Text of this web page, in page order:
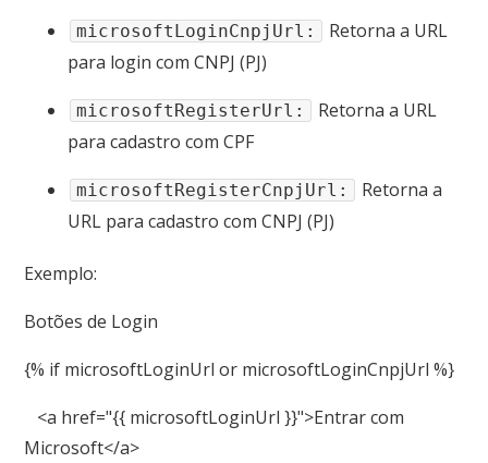
microsoftLoginCnpjUrl:
Retorna a URL
para login com CNPJ (PJ)
microsoftRegisterUrl:
Retorna a URL
para cadastro com CPF
microsoftRegisterCnpjUrl:
Retorna a
URL para cadastro com CNPJ (PJ)
Exemplo:
Botões de Login
{% if microsoftLoginUrl or microsoftLoginCnpjUrl %}
<a href="{{ microsoftLoginUrl }}">Entrar com
Microsoft</a>